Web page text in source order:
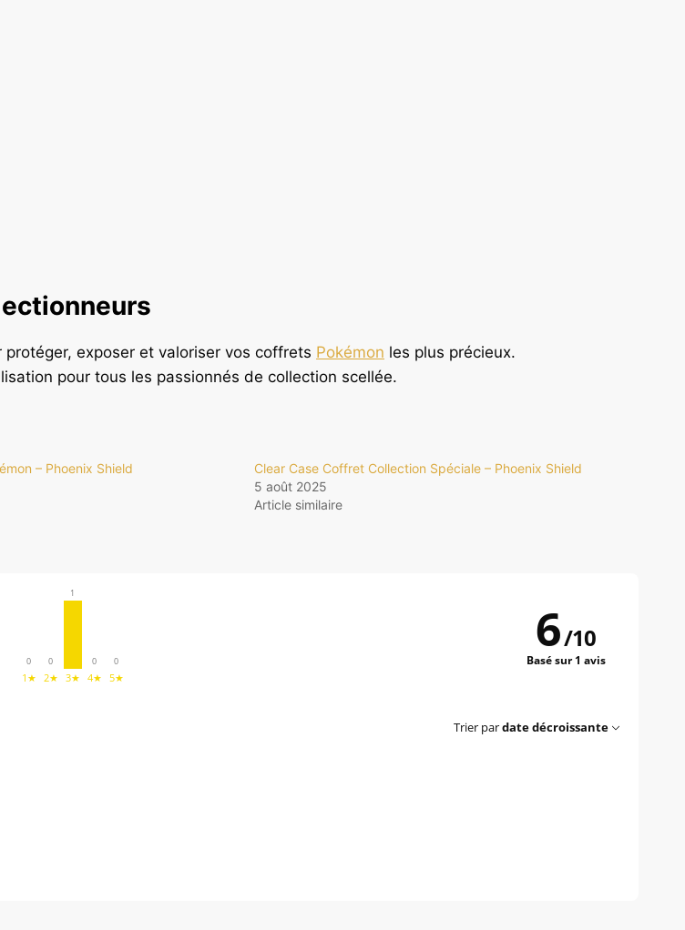
exposer et valoriser vos coffrets Pokémon les plus précieux.
pour tous les passionnés de collection scellée.
– Phoenix Shield
Clear Case Coffret Collection Spéciale – Phoenix Shield
5 août 2025
Article similaire
0
1★
0
2★
1
3★
0
4★
0
5★
6/10
Basé sur 1 avis
Trier pardate décroissante